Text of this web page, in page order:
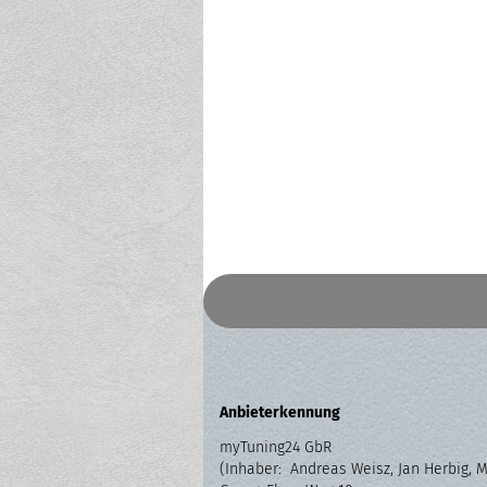
Anbieterkennung
myTuning24 GbR
(Inhaber: Andreas Weisz, Jan Herbig,